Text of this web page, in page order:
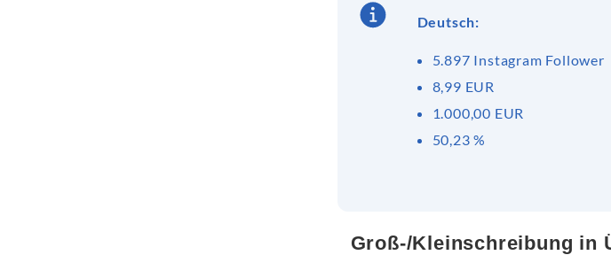
Deutsch:
5.897 Instagram Follower
8,99 EUR
1.000,00 EUR
50,23 %
Groß-/Kleinschreibung in